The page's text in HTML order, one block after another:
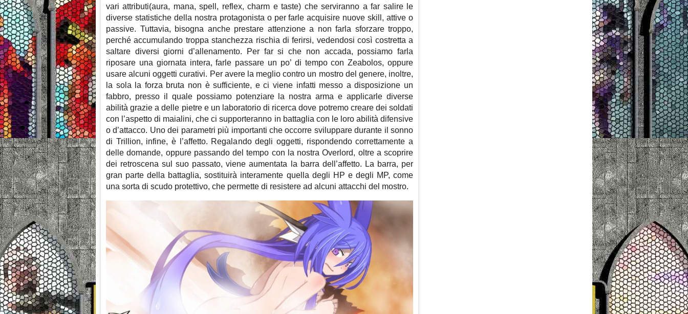
vari attributi(aura, mana, spell, reflex, charm e taste) che serviranno a far salire le
diverse statistiche della nostra protagonista o per farle acquisire nuove skill, attive o
passive. Tuttavia, bisogna anche prestare attenzione a non farla sforzare troppo,
perché accumulando troppa stanchezza rischia di ferirsi, vedendosi così costretta a
saltare diversi giorni d’allenamento. Per far si che non accada, possiamo farla
riposare una giornata intera, farle passare un po’ di tempo con Zeabolos, oppure
usare alcuni oggetti curativi. Per avere la meglio contro un mostro del genere, inoltre,
la sola la forza bruta non è sufficiente, e ci viene infatti messo a disposizione un
fabbro, presso il quale possiamo potenziare la nostra arma e applicarle diverse
abilità grazie a delle pietre e un laboratorio di ricerca dove potremo creare dei soldati
con l’aspetto di maialini, che ci supporteranno in battaglia con le loro abilità difensive
o d’attacco. Uno dei parametri più importanti che occorre sviluppare durante il sonno
di Trillion, infine, è l’affetto. Regalando degli oggetti, rispondendo correttamente a
delle domande, oppure passando del tempo con la nostra Overlord, oltre a scoprire
dei retroscena sul suo passato, viene aumentata la barra dell’affetto. La barra, per
gran parte della battaglia, sostituirà interamente quella degli HP e degli MP, come
una sorta di scudo protettivo, che permette di resistere ad alcuni attacchi del mostro.